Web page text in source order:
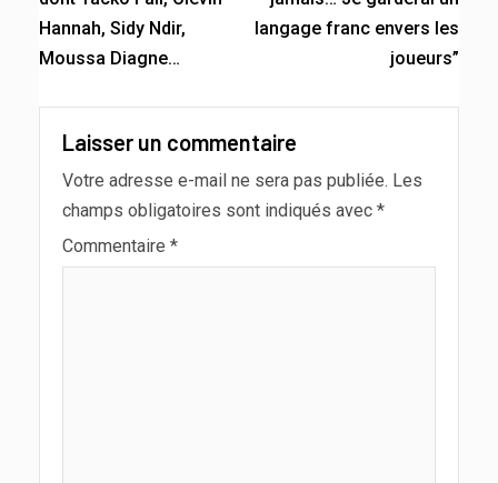
Hannah, Sidy Ndir,
Moussa Diagne…
langage franc envers les
joueurs”
Laisser un commentaire
Votre adresse e-mail ne sera pas publiée. Les
champs obligatoires sont indiqués avec *
Commentaire *